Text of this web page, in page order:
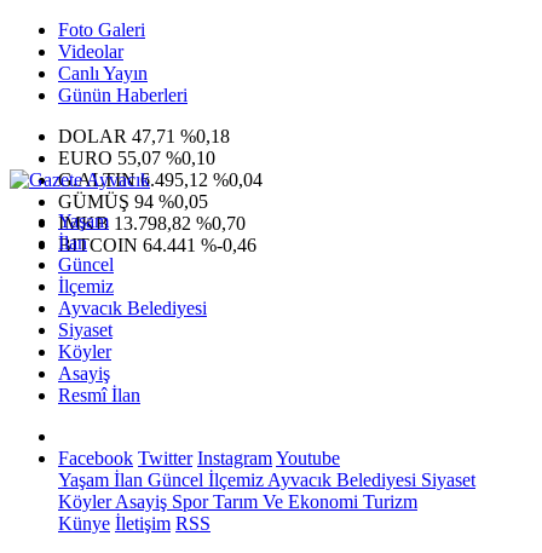
Foto Galeri
Videolar
Canlı Yayın
Günün Haberleri
DOLAR 47,71 %0,18
EURO 55,07 %0,10
G.ALTIN6.495,12 %0,04
GÜMÜŞ 94 %0,05
IMKB 13.798,82 %0,70
BITCOIN 64.441 %-0,46
Yaşam
İlan
Güncel
İlçemiz
Ayvacık Belediyesi
Siyaset
Köyler
Asayiş
Resmî İlan
Facebook Twitter InstagramYoutube
Yaşam İlan Güncel İlçemiz Ayvacık Belediyesi Siyaset
KöylerAsayiş SporTarım Ve Ekonomi Turizm
Künye İletişim RSS